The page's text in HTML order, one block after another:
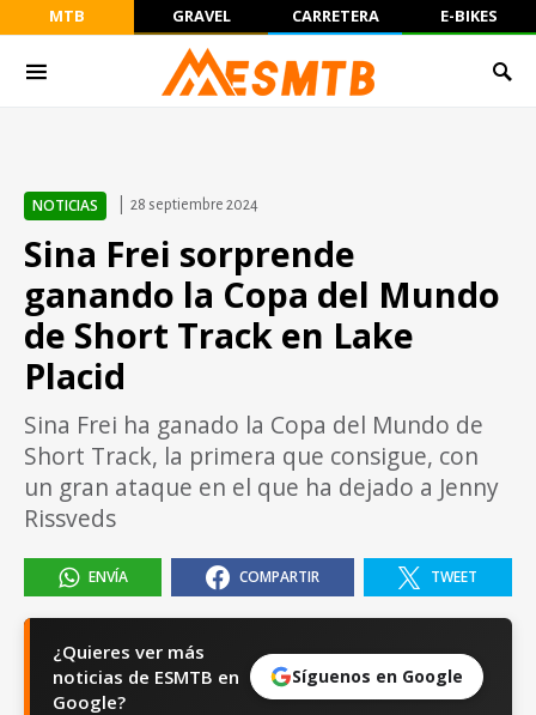
MTB GRAVEL CARRETERA E-BIKES
NOTICIAS 28 septiembre 2024
Sina Frei sorprende
ganando la Copa del Mundo
de Short Track en Lake
Placid
Sina Frei ha ganado la Copa del Mundo de
Short Track, la primera que consigue, con
un gran ataque en el que ha dejado a Jenny
Rissveds
ENVÍA COMPARTIR TWEET
¿Quieres ver más
noticias de ESMTB en
Google?
Síguenos en Google